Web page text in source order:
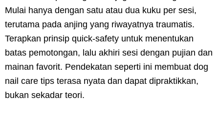
Mulai hanya dengan satu atau dua kuku per sesi,
terutama pada anjing yang riwayatnya traumatis.
Terapkan prinsip quick-safety untuk menentukan
batas pemotongan, lalu akhiri sesi dengan pujian dan
mainan favorit. Pendekatan seperti ini membuat dog
nail care tips terasa nyata dan dapat dipraktikkan,
bukan sekadar teori.